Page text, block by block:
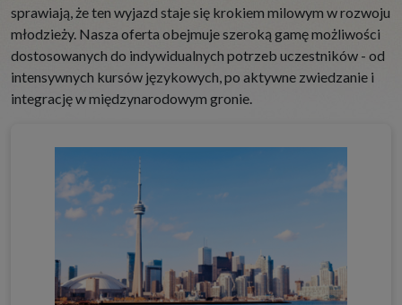
sprawiają, że ten wyjazd staje się krokiem milowym w rozwoju
młodzieży. Nasza oferta obejmuje szeroką gamę możliwości
dostosowanych do indywidualnych potrzeb uczestników - od
intensywnych kursów językowych, po aktywne zwiedzanie i
integrację w międzynarodowym gronie.